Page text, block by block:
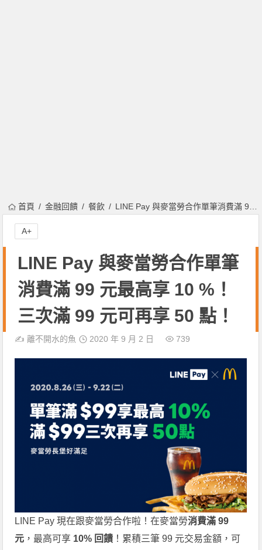
首頁 金融回饋 餐飲 LINE Pay 與麥當勞合作單筆消費滿 99 元最高享 10 %！三次滿 99 元可再享 50 點！
LINE Pay 與麥當勞合作單筆
消費滿 99 元最高享 10 %！
三次滿 99 元可再享 50 點！
✍️離不開水的魚 2020 年 9 月 2 日 739
LINE Pay 現在跟麥當勞合作啦！在麥當勞消費滿 99
元 ，最高可享 10% 回饋 ！累積三筆 99 元交易金額，可
A+